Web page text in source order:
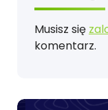
Musisz się
komentarz.